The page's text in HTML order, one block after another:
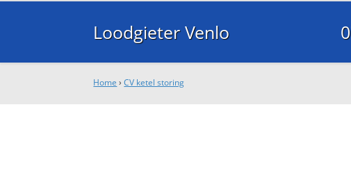
Loodgieter Venlo
Home ›CV ketel storing